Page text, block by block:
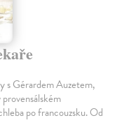
s Gérardem Auzetem,
po francouzsku. Od